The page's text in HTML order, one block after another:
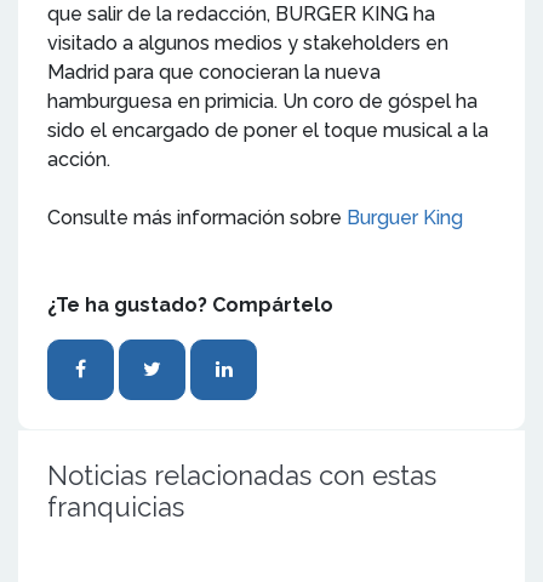
que salir de la redacción, BURGER KING ha
visitado a algunos medios y stakeholders en
Madrid para que conocieran la nueva
hamburguesa en primicia. Un coro de góspel ha
sido el encargado de poner el toque musical a la
acción.
Consulte más información sobre Burguer King
¿Te ha gustado? Compártelo
Noticias relacionadas con estas
franquicias